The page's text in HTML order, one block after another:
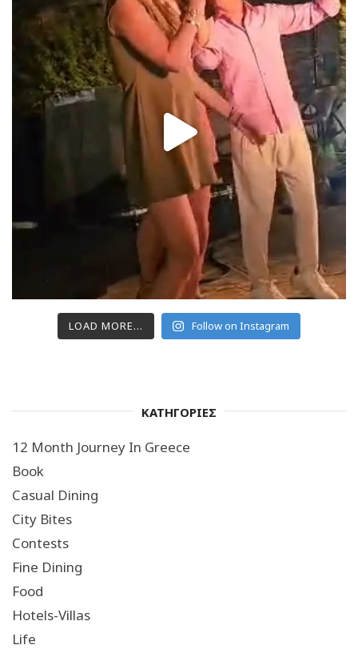
LOAD MORE... Follow on Instagram
ΚΑΤΗΓΟΡΙΕΣ
12 Month Journey In Greece
Book
Casual Dining
City Bites
Contests
Fine Dining
Food
Hotels-Villas
Life